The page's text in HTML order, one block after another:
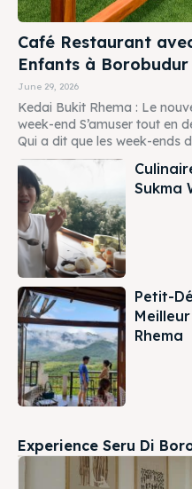
Café Restaurant
Enfants à
June 29, 2026
Kedai Bukit Rhema : Le
week-end S’amuser tout en
Qui a dit que les week-ends
Sukma
Petit-
Rhema
Experience Seru Di